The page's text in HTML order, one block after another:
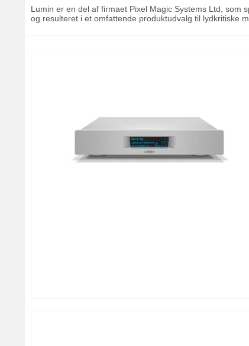
Lumin er en del af firmaet Pixel Magic Systems Ltd, som
og resulteret i et omfattende produktudvalg til lydkritiske